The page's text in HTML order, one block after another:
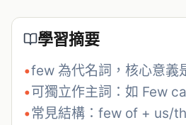
學習摘要
•few 為代名詞，核心意義
•可獨立作主詞：如 Few
•常見結構：few of + us/